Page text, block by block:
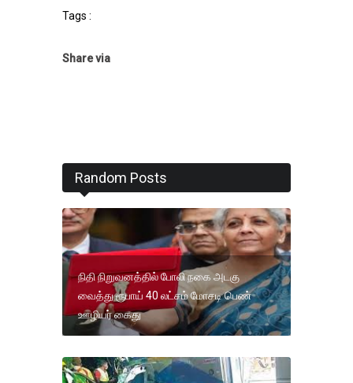
Tags :
Share via
Random Posts
நிதி நிறுவனத்தில் போலி நகை அடகு
வைத்து ரூபாய் 40 லட்சம் மோசடி பெண்
ஊழியர் கைது